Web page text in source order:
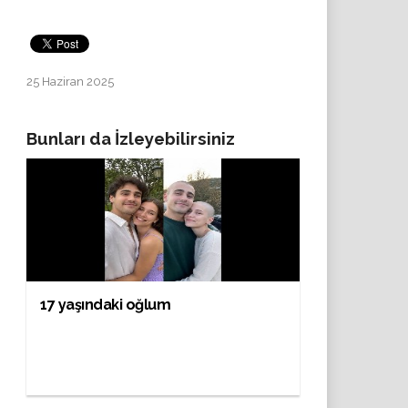
25 Haziran 2025
Bunları da İzleyebilirsiniz
17 yaşındaki oğlum